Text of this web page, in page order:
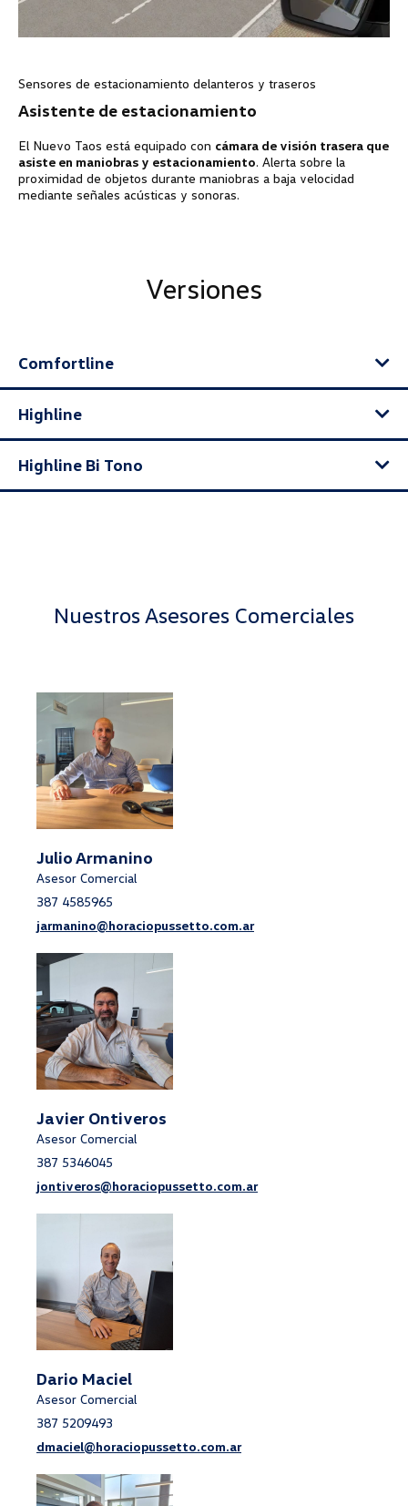
Sensores de estacionamiento delanteros y traseros
Asistente de estacionamiento
El Nuevo Taos está equipado con cámara de visión trasera que
asiste en maniobras y estacionamiento. Alerta sobre la
proximidad de objetos durante maniobras a baja velocidad
mediante señales acústicas y sonoras.
Versiones
Comfortline
Highline
Highline Bi Tono
Nuestros Asesores Comerciales
Julio Armanino
Asesor Comercial
387 4585965
jarmanino@horaciopussetto.com.ar
Javier Ontiveros
Asesor Comercial
387 5346045
jontiveros@horaciopussetto.com.ar
Dario Maciel
Asesor Comercial
387 5209493
dmaciel@horaciopussetto.com.ar